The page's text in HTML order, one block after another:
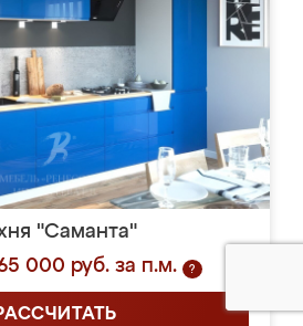
"Саманта"
000 руб. за п.м.
?